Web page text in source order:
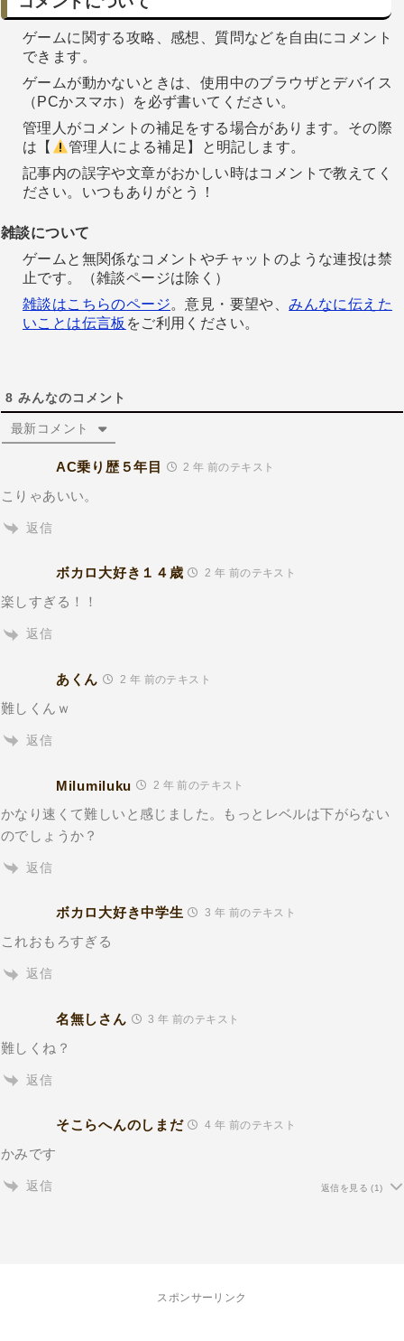
ゲームに関する攻略、感想、質問などを自由にコメント
できます。
ゲームが動かないときは、使用中のブラウザとデバイス
（PCかスマホ）を必ず書いてください。
管理人がコメントの補足をする場合があります。その際
は【
管理人による補足】と明記します。
記事内の誤字や文章がおかしい時はコメントで教えてく
ださい。いつもありがとう！
雑談について
ゲームと無関係なコメントやチャットのような連投は禁
止です。（雑談ページは除く）
雑談はこちらのページ。意見・要望や、みんなに伝えた
いことは伝言板 をご利用ください。
8 みんなのコメント
最新コメント
AC乗り歴５年目 2 年 前のテキスト
こりゃあいい。
返信
ボカロ大好き１４歳 2 年 前のテキスト
楽しすぎる！！
返信
あくん 2 年 前のテキスト
難しくんｗ
返信
Milumiluku 2 年 前のテキスト
かなり速くて難しいと感じました。もっとレベルは下がらない
のでしょうか？
返信
ボカロ大好き中学生 3 年 前のテキスト
これおもろすぎる
返信
名無しさん 3 年 前のテキスト
難しくね？
返信
そこらへんのしまだ 4 年 前のテキスト
かみです
返信 返信を見る (1)
スポンサーリンク